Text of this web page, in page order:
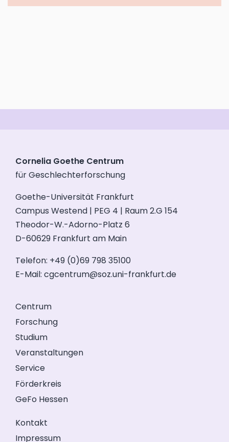
Cornelia Goethe Centrum
für Geschlechterforschung
Goethe-Universität Frankfurt
Campus Westend | PEG 4 | Raum 2.G 154
Theodor-W.-Adorno-Platz 6
D-60629 Frankfurt am Main
Telefon: +49 (0)69 798 35100
E-Mail: cgcentrum@soz.uni-frankfurt.de
Centrum
Forschung
Studium
Veranstaltungen
Service
Förderkreis
GeFo Hessen
Kontakt
Impressum